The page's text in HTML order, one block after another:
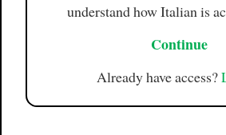
understand how Italian is
Continue
Already have access?